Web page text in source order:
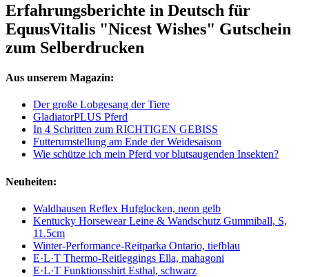
Erfahrungsberichte in Deutsch für
EquusVitalis "Nicest Wishes" Gutschein
zum Selberdrucken
Aus unserem Magazin:
Der große Lobgesang der Tiere
GladiatorPLUS Pferd
In 4 Schritten zum RICHTIGEN GEBISS
Futterumstellung am Ende der Weidesaison
Wie schütze ich mein Pferd vor blutsaugenden Insekten?
Neuheiten:
Waldhausen Reflex Hufglocken, neon gelb
Kentucky Horsewear Leine & Wandschutz Gummiball, S,
11.5cm
Winter-Performance-Reitparka Ontario, tiefblau
E·L·T Thermo-Reitleggings Ella, mahagoni
E·L·T Funktionsshirt Esthal, schwarz